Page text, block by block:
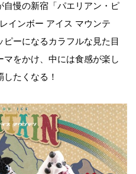
慢の新宿「パエリアン・ピ
インボー アイス マウンテ
ピーになるカラフルな見た目
をかけ、中には食感が楽し
たくなる！